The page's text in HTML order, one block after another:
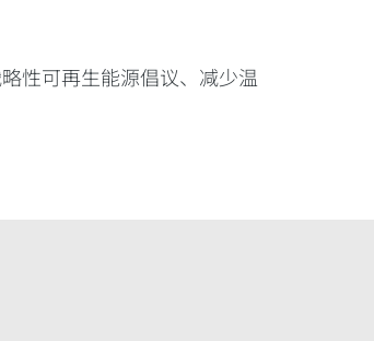
性可再生能源倡议、减少温